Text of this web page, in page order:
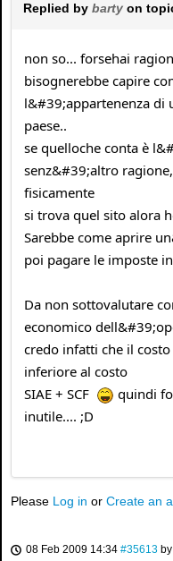
Replied by barty on
non so... forsehai
bisognerebbe capire
l&#39;appartenenza di
paese..
se quelloche conta è
senz&#39;altro
fisicamente
si trova quel sito alora
Sarebbe come aprire
poi pagare le imposte
Da non sottovalutare
economico
credo infatti che il
inferiore al costo
SIAE + SCF
quindi
inutile.... ;D
Please Log in or Create an
08 Feb 2009 14:34 #35613 by